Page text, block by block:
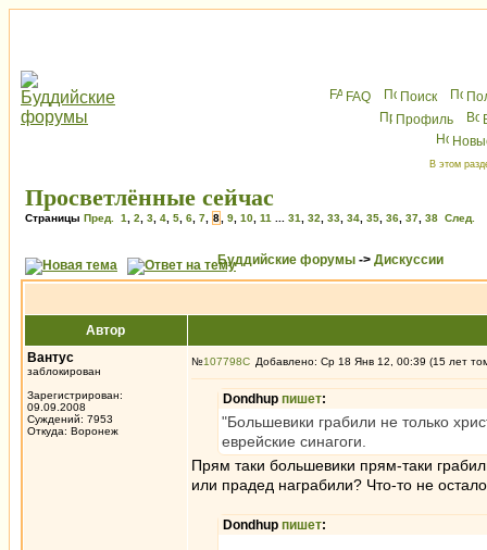
FAQ Поиск
Профиль
В этом
Просветлённые сейчас
Страницы Пред. 1 2 3 4 5 6 7 8 9 10 11 31 32 33 34 35 36 37 38 След.
Буддийские форумы -> Дискуссии
Автор
Вантус
заблокирован
Зарегистрирован:
09.09.2008
Суждений: 7953
Откуда: Воронеж
№107798 Добавлено: Ср 18 Янв 12, 00:39 (15 лет
Dondhup пишет:
"Большевики грабили не только
еврейские синагоги.
Прям таки большевики прям-таки
или прадед награбили? Что-то не
Dondhup пишет: